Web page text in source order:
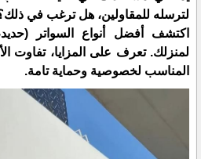
لترسله للمقاولين، هل ترغب في
اكتشف أفضل أنواع السواتر
لمنزلك. تعرف على المزايا، تفاوت
المناسب لخصوصية وحماية تامة.